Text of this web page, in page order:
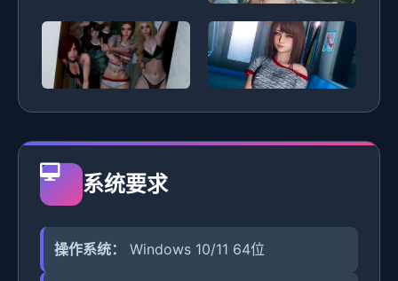
系统要求
操作系统： Windows 10/11 64位